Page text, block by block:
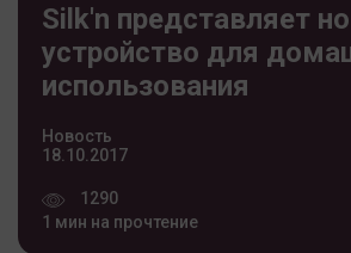
Silk'n представляет
устройство для
использования
Новость
18.10.2017
1290
1 мин на прочтение